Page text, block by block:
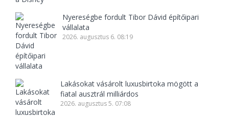
Nyereségbe fordult Tibor Dávid építőipari
vállalata
2026. augusztus 6. 08:19
Lakásokat vásárolt luxusbirtoka mögött a
fiatal ausztrál milliárdos
2026. augusztus 5. 07:08